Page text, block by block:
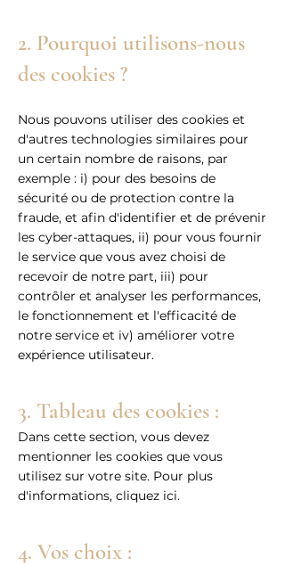
2. Pourquoi utilisons-nous
des cookies ?
Nous pouvons utiliser des cookies et
d'autres technologies similaires pour
un certain nombre de raisons, par
exemple : i) pour des besoins de
sécurité ou de protection contre la
fraude, et afin d'identifier et de prévenir
les cyber-attaques, ii) pour vous fournir
le service que vous avez choisi de
recevoir de notre part, iii) pour
contrôler et analyser les performances,
le fonctionnement et l'efficacité de
notre service et iv) améliorer votre
expérience utilisateur.
3. Tableau des cookies :
Dans cette section, vous devez
mentionner les cookies que vous
utilisez sur votre site. Pour plus
d'informations, cliquez ici.
4. Vos choix :